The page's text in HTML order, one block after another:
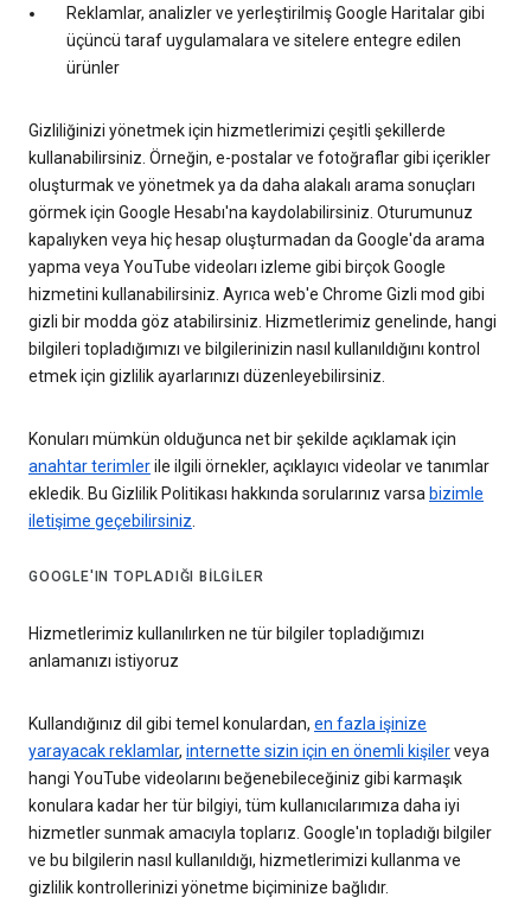
Reklamlar, analizler ve yerleştirilmiş Google Haritalar gibi
üçüncü taraf uygulamalara ve sitelere entegre edilen
ürünler
Gizliliğinizi yönetmek için hizmetlerimizi çeşitli şekillerde
kullanabilirsiniz. Örneğin, e-postalar ve fotoğraflar gibi içerikler
oluşturmak ve yönetmek ya da daha alakalı arama sonuçları
görmek için Google Hesabı'na kaydolabilirsiniz. Oturumunuz
kapalıyken veya hiç hesap oluşturmadan da Google'da arama
yapma veya YouTube videoları izleme gibi birçok Google
hizmetini kullanabilirsiniz. Ayrıca web'e Chrome Gizli mod gibi
gizli bir modda göz atabilirsiniz. Hizmetlerimiz genelinde, hangi
bilgileri topladığımızı ve bilgilerinizin nasıl kullanıldığını kontrol
etmek için gizlilik ayarlarınızı düzenleyebilirsiniz.
Konuları mümkün olduğunca net bir şekilde açıklamak için
anahtar terimlerile ilgili örnekler, açıklayıcı videolar ve tanımlar
ekledik. Bu Gizlilik Politikası hakkında sorularınız varsa bizimle
iletişime geçebilirsiniz.
GOOGLE'IN TOPLADIĞI BILGILER
Hizmetlerimiz kullanılırken ne tür bilgiler topladığımızı
anlamanızı istiyoruz
Kullandığınız dil gibi temel konulardan, en fazla işinize
yarayacak reklamlar, internette sizin için en önemli kişilerveya
hangi YouTube videolarını beğenebileceğiniz gibi karmaşık
konulara kadar her tür bilgiyi, tüm kullanıcılarımıza daha iyi
hizmetler sunmak amacıyla toplarız. Google'ın topladığı bilgiler
ve bu bilgilerin nasıl kullanıldığı, hizmetlerimizi kullanma ve
gizlilik kontrollerinizi yönetme biçiminize bağlıdır.